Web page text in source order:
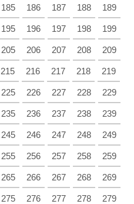
185 186 187 188 189
195 196 197 198 199
205 206 207 208 209
215 216 217 218 219
225 226 227 228 229
235 236 237 238 239
245 246 247 248 249
255 256 257 258 259
265 266 267 268 269
275 276 277 278 279